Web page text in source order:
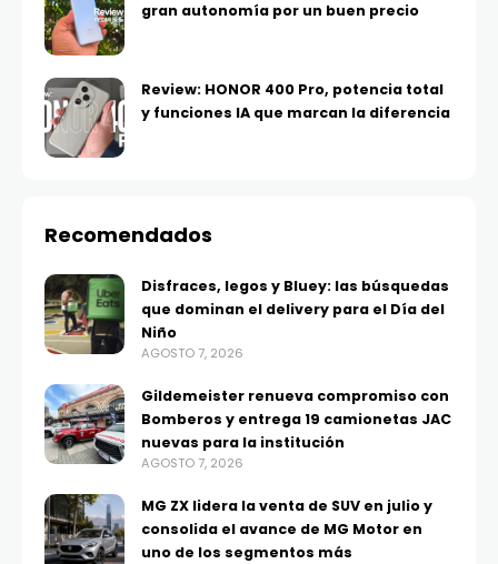
gran autonomía por un buen precio
Review: HONOR 400 Pro, potencia total
y funciones IA que marcan la diferencia
Recomendados
Disfraces, legos y Bluey: las búsquedas
que dominan el delivery para el Día del
Niño
AGOSTO 7, 2026
Gildemeister renueva compromiso con
Bomberos y entrega 19 camionetas JAC
nuevas para la institución
AGOSTO 7, 2026
MG ZX lidera la venta de SUV en julio y
consolida el avance de MG Motor en
uno de los segmentos más